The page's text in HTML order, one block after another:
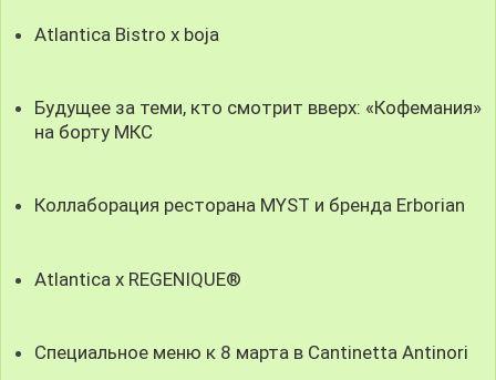
Atlantica Bistro x boja
Будущее за теми, кто смотрит вверх: «Кофемания»
на борту МКС
Коллаборация ресторана MYST и бренда Erborian
Atlantica x REGENIQUE®
Специальное меню к 8 марта в Cantinetta Antinori